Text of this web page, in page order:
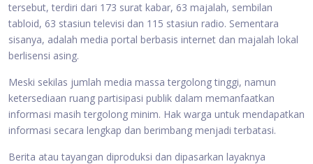
tersebut, terdiri dari 173 surat kabar, 63 majalah, sembilan
tabloid, 63 stasiun televisi dan 115 stasiun radio. Sementara
sisanya, adalah media portal berbasis internet dan majalah lokal
berlisensi asing.
Meski sekilas jumlah media massa tergolong tinggi, namun
ketersediaan ruang partisipasi publik dalam memanfaatkan
informasi masih tergolong minim. Hak warga untuk mendapatkan
informasi secara lengkap dan berimbang menjadi terbatasi.
Berita atau tayangan diproduksi dan dipasarkan layaknya